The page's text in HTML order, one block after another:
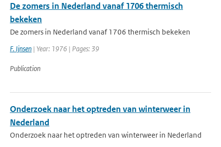
De zomers in Nederland vanaf 1706 thermisch
bekeken
De zomers in Nederland vanaf 1706 thermisch bekeken
F. Ijnsen | Year: 1976 | Pages: 39
Publication
Onderzoek naar het optreden van winterweer in
Nederland
Onderzoek naar het optreden van winterweer in Nederland